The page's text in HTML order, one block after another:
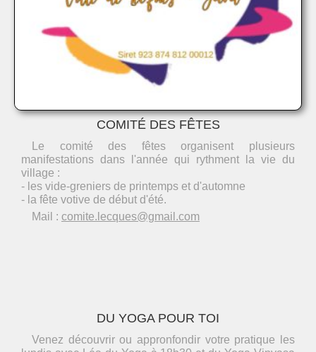
COMITÉ DES FÊTES
Le comité des fêtes organisent plusieurs
manifestations dans l'année qui rythment la vie du
village :
- les vide-greniers de printemps et d'automne
- la fête votive de début d'été.
Mail : comite.lecques@gmail.com
DU YOGA POUR TOI
Venez découvrir ou appronfondir votre pratique les